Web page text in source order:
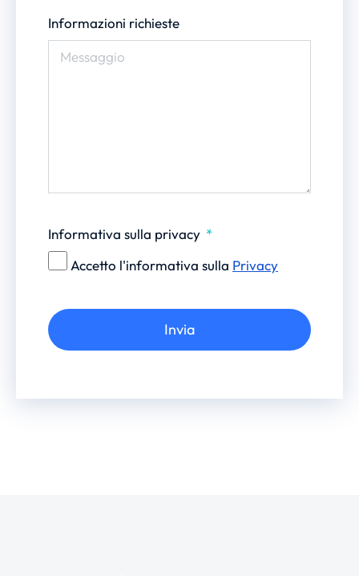
Informazioni richieste
Informativa sulla privacy
Accetto l'informativa sulla Privacy
Invia